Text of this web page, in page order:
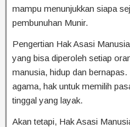
mampu menunjukkan siapa
pembunuhan Munir.
Pengertian Hak Asasi
yang bisa diperoleh setiap
manusia, hidup dan
agama, hak untuk memilih
tinggal yang layak.
Akan tetapi, Hak Asasi